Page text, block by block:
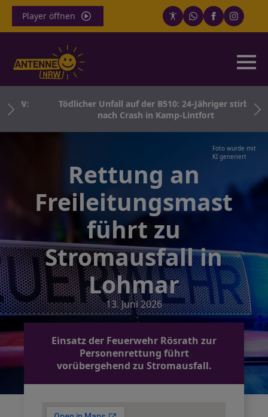
Player öffnen
Tödlicher Unfall auf der B510: 24-Jähriger stirbt
nach Crash in Kamp-Lintfort
Foto wurde mit
KI generiert
Rettung an
Freileitungsmast
führt zu
Stromausfall in
Lohmar
13. Juni 2026
Einsatz der Feuerwehr Rösrath zur
Personenrettung führt
vorübergehend zu Stromausfall.